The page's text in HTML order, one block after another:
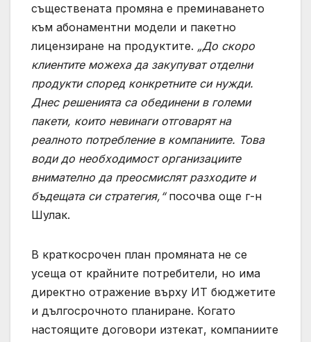
съществената промяна е преминаването
към абонаментни модели и пакетно
лицензиране на продуктите. „До скоро
клиентите можеха да закупуват отделни
продукти според конкретните си нужди.
Днес решенията са обединени в големи
пакети, които невинаги отговарят на
реалното потребление в компаниите. Това
води до необходимост организациите
внимателно да преосмислят разходите и
бъдещата си стратегия,“посочва още г-н
Шулак.
В краткосрочен план промяната не се
усеща от крайните потребители, но има
директно отражение върху ИТ бюджетите
и дългосрочното планиране. Когато
настоящите договори изтекат, компаниите